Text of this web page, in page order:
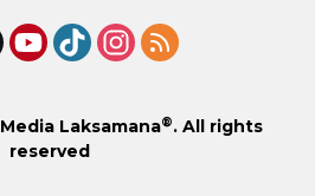
Media Laksamana®. All rights
reserved